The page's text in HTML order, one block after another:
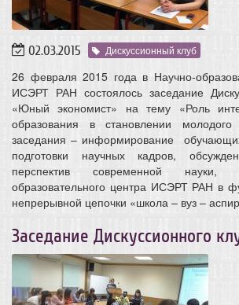
02.03.2015 Дискуссионный клуб
26 февраля 2015 года в Научно-
ИСЭРТ РАН состоялось заседание
«Юный экономист» на тему «Роль
образования в становлении
заседания – информирование
подготовки научных кадров,
перспектив современной
образовательного центра ИСЭРТ РАН в
непрерывной цепочки «школа – вуз –
Заседание Дискуссионного